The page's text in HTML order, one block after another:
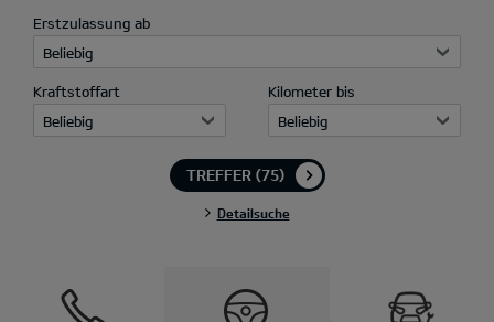
Erstzulassung ab
Beliebig
Kraftstoffart
Beliebig
Kilometer bis
Beliebig
Detailsuche
TREFFER (75)